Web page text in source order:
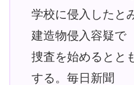
学校に侵入したと
建造物侵入容疑で
捜査を始めるとと
する。毎日新聞